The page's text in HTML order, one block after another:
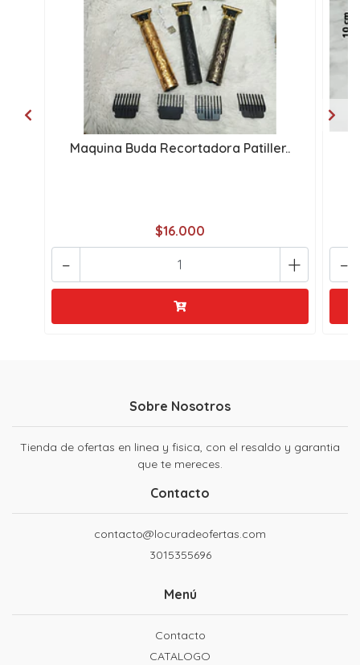
Maquina Buda Recortadora Patiller..
$16.000
+
- -
Sobre Nosotros
Tienda de ofertas en linea y fisica, con el resaldo y garantia
que te mereces.
Contacto
contacto@locuradeofertas.com
3015355696
Menú
Contacto
CATALOGO